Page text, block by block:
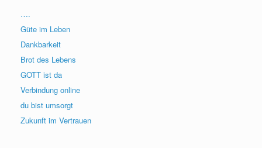
….
Güte im Leben
Dankbarkeit
Brot des Lebens
GOTT ist da
Verbindung online
du bist umsorgt
Zukunft im Vertrauen